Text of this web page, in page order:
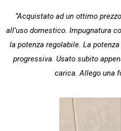
“Acquistato ad un ottimo
all’uso domestico. Impugnatura
la potenza regolabile. La
progressiva. Usato subito
carica. Allego una